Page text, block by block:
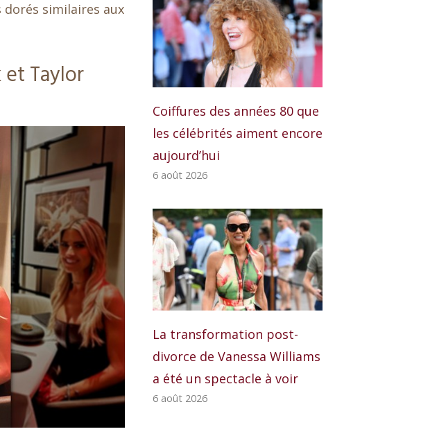
dorés similaires aux
Taylor
Coiffures des années 80 que
les célébrités aiment encore
aujourd’hui
6 août 2026
La transformation post-
divorce de Vanessa Williams
a été un spectacle à voir
6 août 2026